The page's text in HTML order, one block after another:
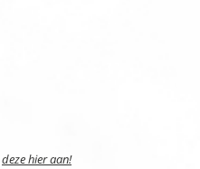
deze hier aan!